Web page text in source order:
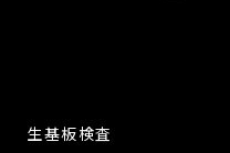
生基板検査